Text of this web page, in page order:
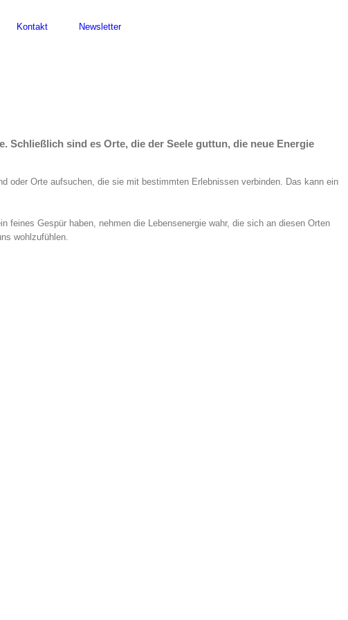
Kontakt Newsletter
Schließlich sind es Orte, die der Seele guttun, die neue Energie
oder Orte aufsuchen, die sie mit bestimmten Erlebnissen verbinden. Das kann ein
Gespür haben, nehmen die Lebensenergie wahr, die sich an diesen Orten
wohlzufühlen.